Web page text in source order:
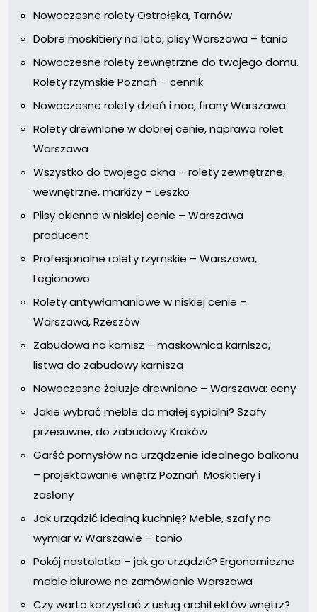
Nowoczesne rolety Ostrołęka, Tarnów
Dobre moskitiery na lato, plisy Warszawa – tanio
Nowoczesne rolety zewnętrzne do twojego domu.
Rolety rzymskie Poznań – cennik
Nowoczesne rolety dzień i noc, firany Warszawa
Rolety drewniane w dobrej cenie, naprawa rolet
Warszawa
Wszystko do twojego okna – rolety zewnętrzne,
wewnętrzne, markizy – Leszko
Plisy okienne w niskiej cenie – Warszawa
producent
Profesjonalne rolety rzymskie – Warszawa,
Legionowo
Rolety antywłamaniowe w niskiej cenie –
Warszawa, Rzeszów
Zabudowa na karnisz – maskownica karnisza,
listwa do zabudowy karnisza
Nowoczesne żaluzje drewniane – Warszawa: ceny
Jakie wybrać meble do małej sypialni? Szafy
przesuwne, do zabudowy Kraków
Garść pomysłów na urządzenie idealnego balkonu
– projektowanie wnętrz Poznań. Moskitiery i
zasłony
Jak urządzić idealną kuchnię? Meble, szafy na
wymiar w Warszawie – tanio
Pokój nastolatka – jak go urządzić? Ergonomiczne
meble biurowe na zamówienie Warszawa
Czy warto korzystać z usług architektów wnętrz?